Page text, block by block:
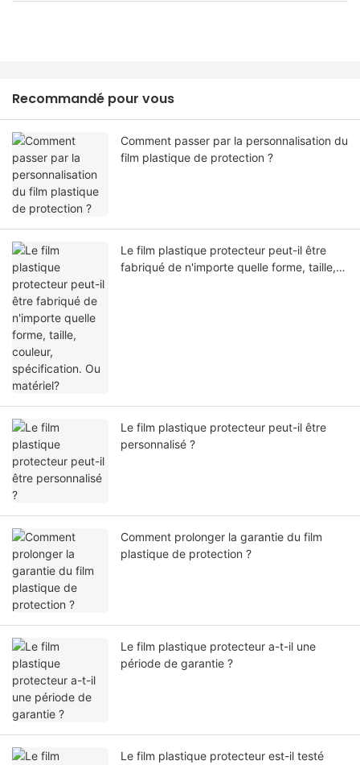
Recommandé pour vous
Comment passer par la personnalisation du
film plastique de protection ?
Le film plastique protecteur peut-il être
fabriqué de n'importe quelle forme, taille,
Le film plastique protecteur peut-il être
personnalisé ?
Comment prolonger la garantie du film
plastique de protection ?
Le film plastique protecteur a-t-il une
période de garantie ?
Le film plastique protecteur est-il testé